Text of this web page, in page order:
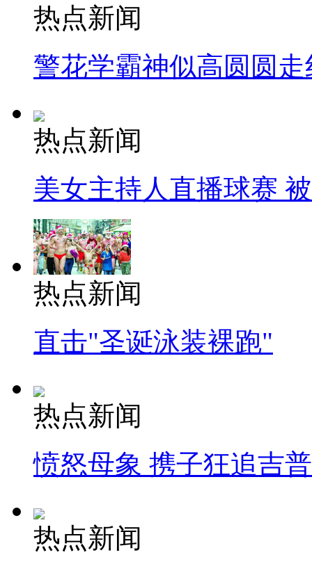
热点新闻
警花学霸神似高圆圆走
热点新闻
美女主持人直播球赛
热点新闻
直击"圣诞泳装裸跑"
热点新闻
愤怒母象 携子狂追吉
热点新闻